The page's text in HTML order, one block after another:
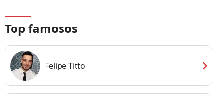
Top famosos
Felipe Titto chevron_right